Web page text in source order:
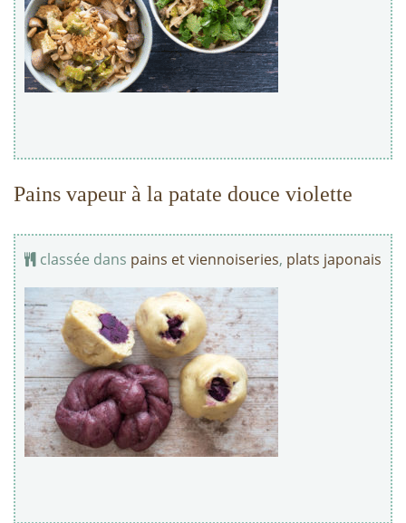
Pains vapeur à la patate douce violette
classée dans pains et viennoiseries, plats japonais